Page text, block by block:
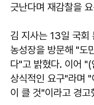
긋난다며 재감찰을
김 지사는 13일 국회
농성장을 방문해 "도
다"고 밝혔다. 이어 "(
상식적인 요구"라며
이 클 것"이라고 경고